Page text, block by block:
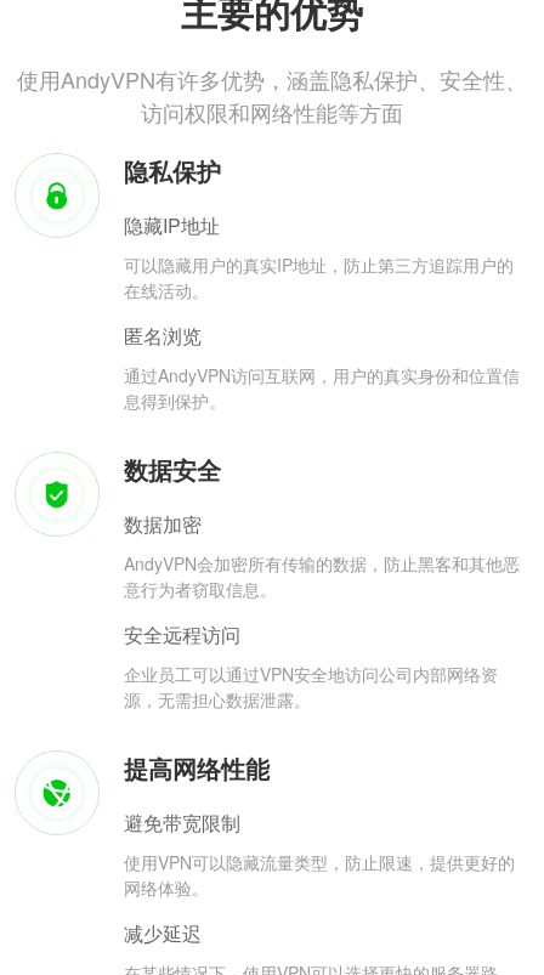
主要的优势
使用AndyVPN有许多优势，涵盖隐私保护、安全性、
访问权限和网络性能等方面
隐私保护
隐藏IP地址
可以隐藏用户的真实IP地址，防止第三方追踪用户的
在线活动。
匿名浏览
通过AndyVPN访问互联网，用户的真实身份和位置信
息得到保护。
数据安全
数据加密
AndyVPN会加密所有传输的数据，防止黑客和其他恶
意行为者窃取信息。
安全远程访问
企业员工可以通过VPN安全地访问公司内部网络资
源，无需担心数据泄露。
提高网络性能
避免带宽限制
使用VPN可以隐藏流量类型，防止限速，提供更好的
网络体验。
减少延迟